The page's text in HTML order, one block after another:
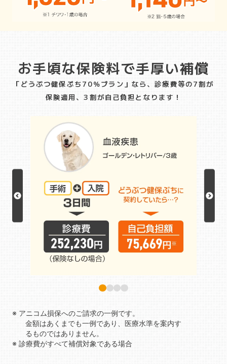
お手頃な保険料で手厚い補償
「どうぶつ健保ぷち70％プラン」なら、診療費等の7割が
保険適用、3割が自己負担となります！
※ アニコム損保へのご請求の一例です。
金額はあくまでも一例であり、医療水準を案内す
るものではありません。
※ 診療費がすべて補償対象である場合